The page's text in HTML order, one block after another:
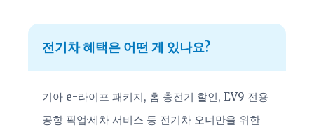
전기차 혜택은 어떤 게 있나요?
기아 e-라이프 패키지, 홈 충전기 할인, EV9 전용
공항 픽업·세차 서비스 등 전기차 오너만을 위한